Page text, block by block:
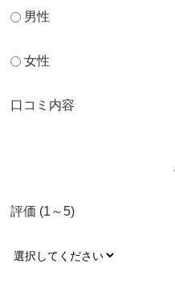
男性
女性
口コミ内容
評価 (1～5)